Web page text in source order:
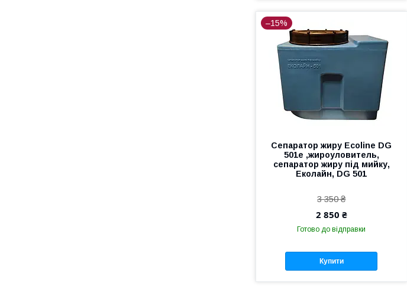
–15%
Сепаратор жиру Ecoline DG
501e ,жироуловитель,
сепаратор жиру під мийку,
Еколайн, DG 501
3 350 ₴
2 850 ₴
Готово до відправки
Купити